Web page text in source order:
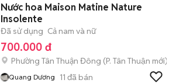
Nước hoa Maison Matine Nature
Insolente
Đã sử dụng Cả nam và nữ
700.000 đ
Phường Tân Thuận Đông (P. Tân Thuận mới)
Quang Dương 11 đã bán